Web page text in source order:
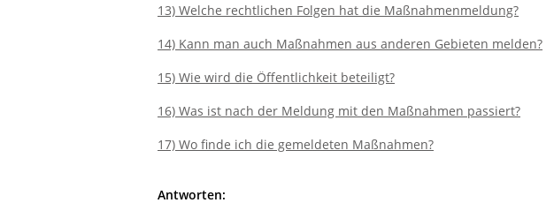
13) Welche rechtlichen Folgen hat die Maßnahmenmeldung?
14) Kann man auch Maßnahmen aus anderen Gebieten melden?
15) Wie wird die Öffentlichkeit beteiligt?
16) Was ist nach der Meldung mit den Maßnahmen passiert?
17) Wo finde ich die gemeldeten Maßnahmen?
Antworten: